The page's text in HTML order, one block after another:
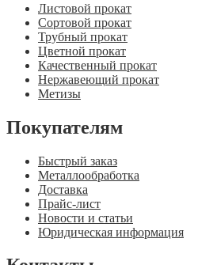
Листовой прокат
Сортовой прокат
Трубный прокат
Цветной прокат
Качественный прокат
Нержавеющий прокат
Метизы
Покупателям
Быстрый заказ
Металлообработка
Доставка
Прайс-лист
Новости и статьи
Юридическая информация